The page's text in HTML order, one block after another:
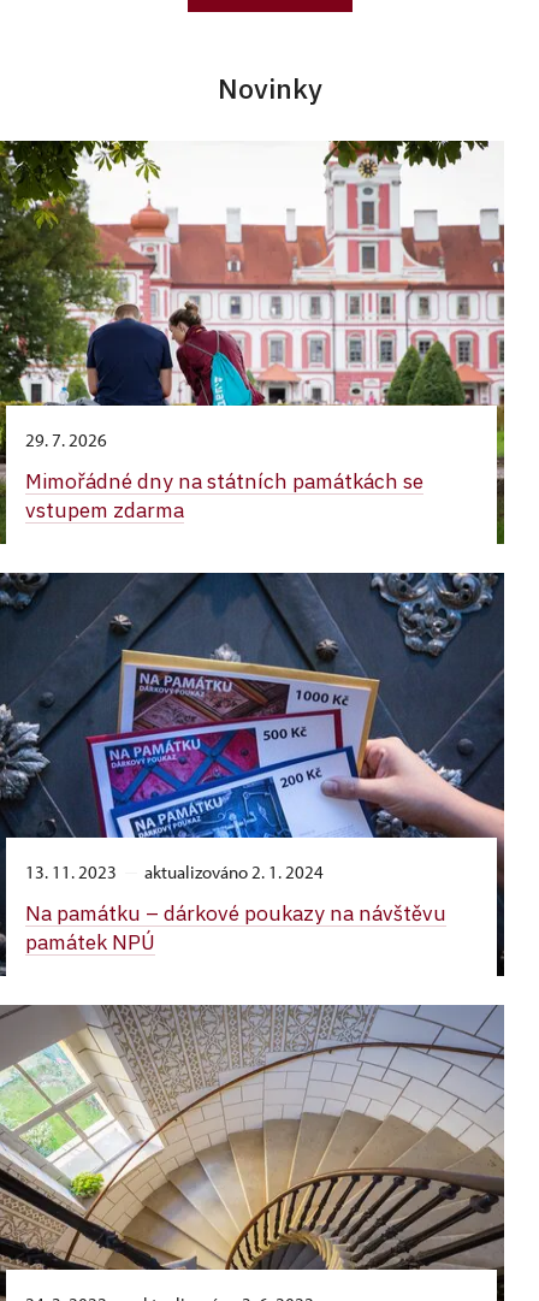
Novinky
29. 7. 2026
Mimořádné dny na státních památkách se
vstupem zdarma
13. 11. 2023 aktualizováno 2. 1. 2024
Na památku –⁠ dárkové poukazy na návštěvu
památek NPÚ